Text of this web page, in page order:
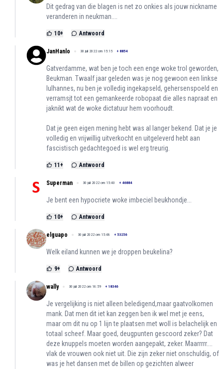
Dit gedrag van die blagen is net zo onkies als jouw nickname
veranderen in neukman....
10+ Antwoord
JanHanlo 30 juli 2022 om 15:15 + 8854
Gatverdamme, wat ben je toch een enge woke trol geworden,
Beukman. Twaalf jaar geleden was je nog gewoon een linkse
lulhannes, nu ben je volledig ingekapseld, gehersenspoeld en
verramsjt tot een gemankeerde robopaat die alles napraat en
jaknikt wat de woke dictatuur hem voorhoudt.
Dat je geen eigen mening hebt was al langer bekend. Dat je je
volledig en vrijwillig uitverkocht en uitgeleverd hebt aan
fascistisch gedachtegoed is wel erg treurig.
11 + Antwoord
Superman 30 juli 2022 om 15:40 + 46884
Je bent een hypocriete woke imbeciel beukhondje...
10+ Antwoord
elguapo 30 juli 2022 om 15:48 + 53256
Welk eiland kunnen we je droppen beukelina?
9+ Antwoord
wally 30 juli 2022 om 16:59 + 18346
Je vergelijking is niet alleen beledigend,maar gaatvolkomen
mank. Dat men dit iet kan zeggen ben ik wel met je eens,
maar om dit nu op 1 lijn te plaatsen met woII is belachelijk en
totaal scheef. Maar goed, deugpunten gescoord zeker? Dat
deze knuppels moeten worden aangepakt, zeker. Maarrrrr....
vlak de vrouwen ook niet uit. Die zijn zeker niet onschuldig, of
was je het dansen met de billen op gezichten alweer